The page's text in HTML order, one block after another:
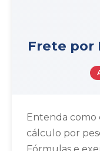
Frete por
Entenda como
cálculo por